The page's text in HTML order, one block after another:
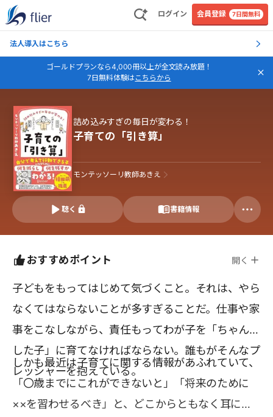
ログイン 会員登録 7日間無料
法人導入はこちら
ゴールドプランなら4,000冊以上が全文読み放題！
7日無料体験はこちらから
詰め込みすぎの毎日が変わる！
子育ての「引き算」
モンテッソーリ教師あきえ
聴く 書籍情報
おすすめポイント 開く
子どもをもってはじめて気づくこと。それは、やら
なくてはならないことが多すぎることだ。仕事や家
事をこなしながら、責任もってわが子を「ちゃんと
した子」に育てなければならない。誰もがそんなプ
レッシャーを抱えている。
しかも最近は子育てに関する情報があふれていて、
「〇歳までにこれができないと」「将来のために
××を習わせるべき」と、どこからともなく耳に入